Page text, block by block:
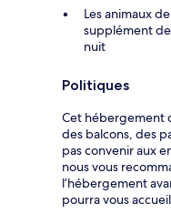
Les animaux
supplément
nuit
Politiques
Cet hébergement
des balcons, des
pas convenir aux
nous vous
l’hébergement
pourra vous